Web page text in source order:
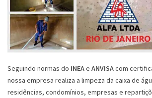
Seguindo normas do INEAe ANVISAcom
nossa empresa realiza a limpeza da caixa de
residências, condomínios, empresas e